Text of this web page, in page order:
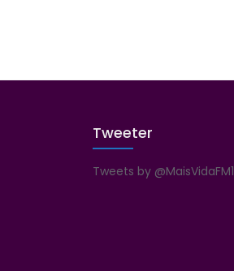
Tweeter
Tweets by @MaisVidaFM1